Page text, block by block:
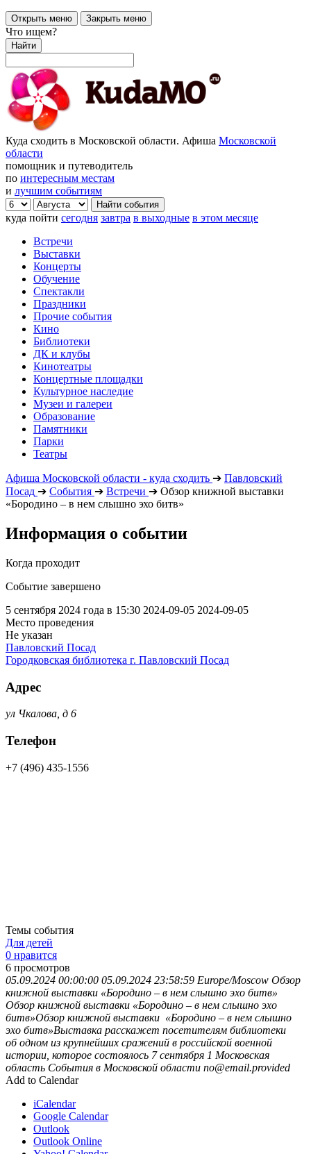
Открыть меню Закрыть меню
Что ищем?
Найти
Куда сходить в Московской области. Афиша Московской
области
помощник и путеводитель
по интересным местам
и лучшим событиям
куда пойти сегодня завтра в выходные в этом месяце
Встречи
Выставки
Концерты
Обучение
Спектакли
Праздники
Прочие события
Кино
Библиотеки
ДК и клубы
Кинотеатры
Концертные площадки
Культурное наследие
Музеи и галереи
Образование
Памятники
Парки
Театры
Афиша Московской области - куда сходить ➔ Павловский
Посад ➔ События ➔ Встречи ➔ Обзор книжной выставки
«Бородино – в нем слышно эхо битв»
Информация о событии
Когда проходит
Событие завершено
5 сентября 2024 года в 15:30 2024-09-05 2024-09-05
Место проведения
Не указан
Павловский Посад
Городковская библиотека г. Павловский Посад
Адрес
ул Чкалова, д 6
Телефон
+7 (496) 435-1556
Темы события
Для детей
0 нравится
6 просмотров
05.09.2024 00:00:00 05.09.2024 23:58:59 Europe/Moscow Обзор
книжной выставки «Бородино – в нем слышно эхо битв»
Обзор книжной выставки «Бородино – в нем слышно эхо
битв»Обзор книжной выставки «Бородино – в нем слышно
эхо битв»Выставка расскажет посетителям библиотеки
об одном из крупнейших сражений в российской военной
истории, которое состоялось 7 сентября 1 Московская
область События в Московской области no@email.provided
Add to Calendar
iCalendar
Google Calendar
Outlook
Outlook Online